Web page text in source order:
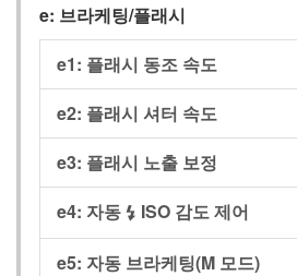
e: 브라케팅/플래시
e1: 플래시 동조 속도
e2: 플래시 셔터 속도
e3: 플래시 노출 보정
e4: 자동 c ISO 감도 제어
e5: 자동 브라케팅(M 모드)